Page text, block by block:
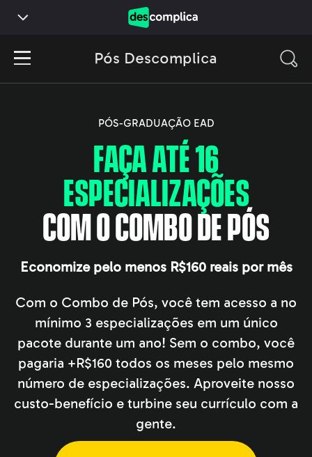
Pós Descomplica
PÓS-GRADUAÇÃO EAD
FAÇA ATÉ 16
ESPECIALIZAÇÕES
COM O COMBO DE PÓS
Economize pelo menos R$160 reais por mês
Com o Combo de Pós, você tem acesso a no
mínimo 3 especializações em um único
pacote durante um ano! Sem o combo, você
pagaria +R$160 todos os meses pelo mesmo
número de especializações. Aproveite nosso
custo-benefício e turbine seu currículo com a
gente.